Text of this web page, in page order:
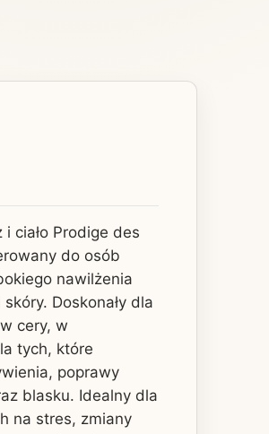
ciało Prodige des
do osób
nawilżenia
Doskonały dla
cery, w
tych, które
poprawy
blasku. Idealny dla
na stres, zmiany